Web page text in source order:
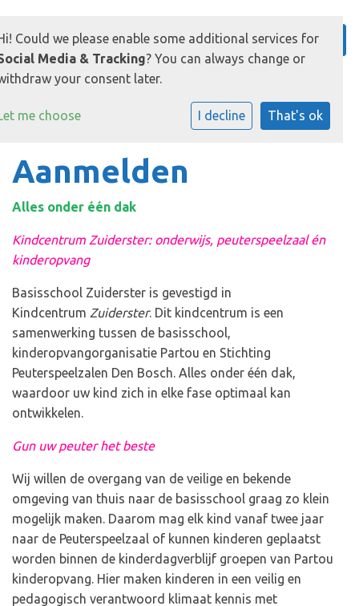
Aanmelden
Alles onder één dak
Kindcentrum Zuiderster: onderwijs, peuterspeelzaal én
kinderopvang
Basisschool Zuiderster is gevestigd in
Kindcentrum Zuiderster. Dit kindcentrum is een
samenwerking tussen de basisschool,
kinderopvangorganisatie Partou en Stichting
Peuterspeelzalen Den Bosch. Alles onder één dak,
waardoor uw kind zich in elke fase optimaal kan
ontwikkelen.
Gun uw peuter het beste
Wij willen de overgang van de veilige en bekende
omgeving van thuis naar de basisschool graag zo klein
mogelijk maken. Daarom mag elk kind vanaf twee jaar
naar de Peuterspeelzaal of kunnen kinderen geplaatst
worden binnen de kinderdagverblijf groepen van Partou
kinderopvang. Hier maken kinderen in een veilig en
pedagogisch verantwoord klimaat kennis met
Could we please enable some additional services for
Media & Tracking? You can always change or
your consent later.
me choose I decline That's ok